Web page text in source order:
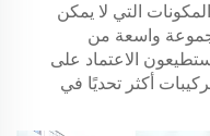
التي لا يمكن
واسعة من
الاعتماد على
أكثر تحديًا في